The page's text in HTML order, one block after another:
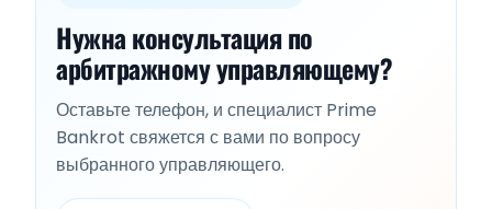
Нужна консультация по
арбитражному управляющему?
Оставьте телефон, и специалист Prime
Bankrot свяжется с вами по вопросу
выбранного управляющего.